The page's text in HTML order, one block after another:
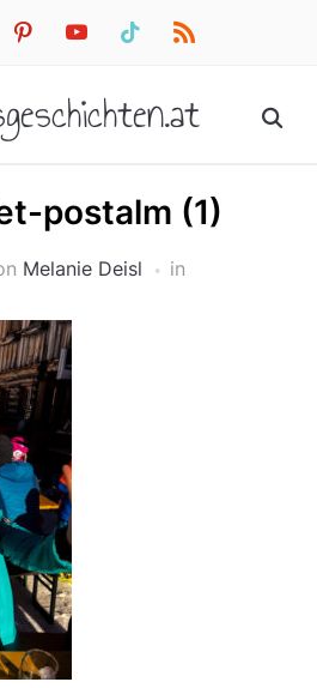
pinterestyoutube tiktok rss
postalm (1)
Melanie Deisl in